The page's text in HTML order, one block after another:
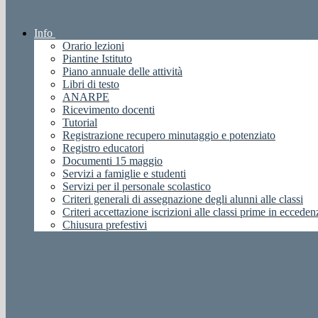
Info
Orario lezioni
Piantine Istituto
Piano annuale delle attività
Libri di testo
ANARPE
Ricevimento docenti
Tutorial
Registrazione recupero minutaggio e potenziato
Registro educatori
Documenti 15 maggio
Servizi a famiglie e studenti
Servizi per il personale scolastico
Criteri generali di assegnazione degli alunni alle classi
Criteri accettazione iscrizioni alle classi prime in
Chiusura prefestivi